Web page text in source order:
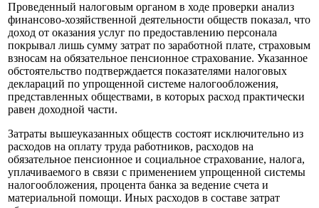
Проведенный налоговым органом в ходе проверки анализ
финансово-хозяйственной деятельности обществ показал, что
доход от оказания услуг по предоставлению персонала
покрывал лишь сумму затрат по заработной плате, страховым
взносам на обязательное пенсионное страхование. Указанное
обстоятельство подтверждается показателями налоговых
деклараций по упрощенной системе налогообложения,
представленных обществами, в которых расход практически
равен доходной части.
Затраты вышеуказанных обществ состоят исключительно из
расходов на оплату труда работников, расходов на
обязательное пенсионное и социальное страхование, налога,
уплачиваемого в связи с применением упрощенной системы
налогообложения, процента банка за ведение счета и
материальной помощи. Иных расходов в составе затрат